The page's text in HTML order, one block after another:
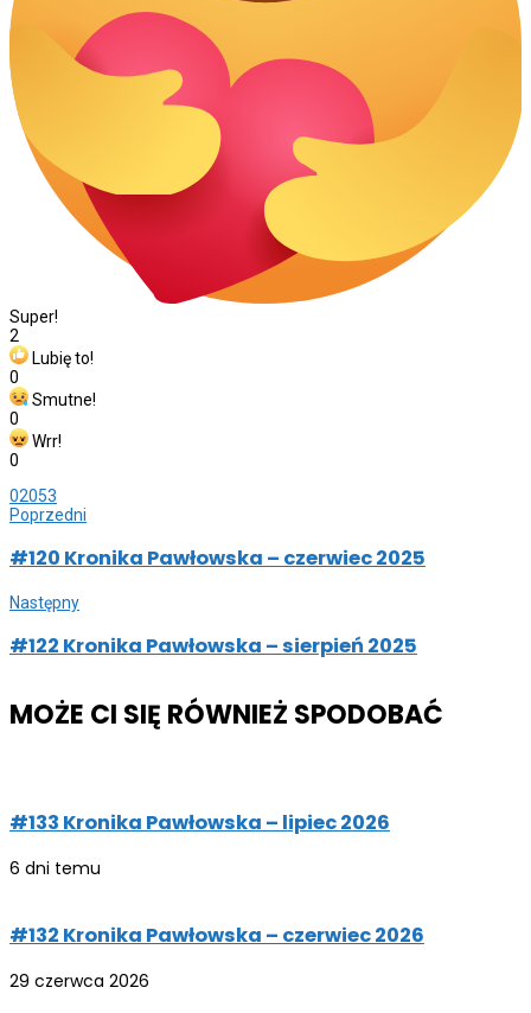
Super!
2
Lubię to!
0
Smutne!
0
Wrr!
0
02053
Poprzedni
#120 Kronika Pawłowska – czerwiec 2025
Następny
#122 Kronika Pawłowska – sierpień 2025
MOŻE CI SIĘ RÓWNIEŻ SPODOBAĆ
#133 Kronika Pawłowska – lipiec 2026
6 dni temu
#132 Kronika Pawłowska – czerwiec 2026
29 czerwca 2026